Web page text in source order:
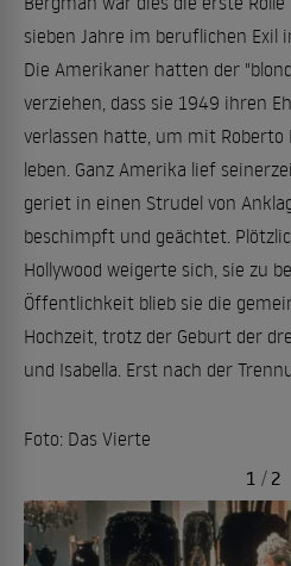
sieben Jahre im beruflichen Exil
Die Amerikaner hatten der
verziehen, dass sie 1949 ihren
verlassen hatte, um mit Roberto
leben. Ganz Amerika lief
geriet in einen Strudel von
beschimpft und geächtet.
Hollywood weigerte sich, sie zu
Öffentlichkeit blieb sie die
Hochzeit, trotz der Geburt der
und Isabella. Erst nach der
Foto: Das Vierte
1 / 2